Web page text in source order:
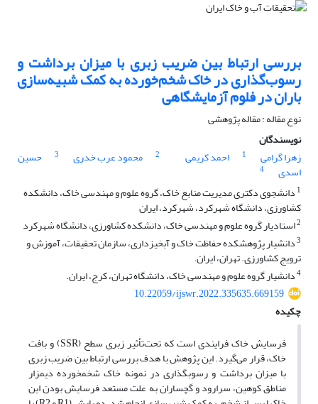
بررسی ارتباط بین ضریب زبری با میزان برداشت و
رسوب‌گذاری در خاک شخم‌خورده به کمک شبیه‌سازی
باران در فلوم آزمایشگاهی
نوع مقاله : مقاله پژوهشی
نویسندگان
زهرا گرامی
1 احمد کریمی 2 محمود عرب خدری 3 حسین
اسدی
4
1 دانشجوی دکتری مدیریت منابع خاک، گروه علوم و مهندسی خاک، دانشکده
کشاورزی، دانشگاه شهرکرد، شهرکرد، ایران
2استادیار گروه علوم و مهندسی خاک، دانشکده کشاورزی، دانشگاه شهرکرد
3دانشیار پژوهشکده حفاظت خاک و آبخیزداری، سازمان تحقیقات، آموزش و
ترویج کشاورزی. تهران، ایران.
4دانشیار گروه علوم و مهندسی خاک، دانشگاه تهران، کرج، ایران.
10.22059/ijswr.2022.335635.669159
چکیده
فرسایش خاک فرایندی است که تحت‌تأثیر زبری سطح (SSR) و بافت
خاک، قرار می‌گیرد. این پژوهش با هدف بررسی ارتباط بین ضریب زبری
با میزان برداشت و رسوب­گذاری در نمونه خاک شخم­خورده دیمزار
مناطق کوهین، سرارود و گچساران به علت مستعد فرسایش بودن این